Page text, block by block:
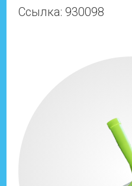
Ссылка: 930098